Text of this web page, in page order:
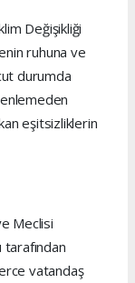
Değişikliği
ruhuna ve
durumda
eşitsizliklerin
Meclisi
vatandaş